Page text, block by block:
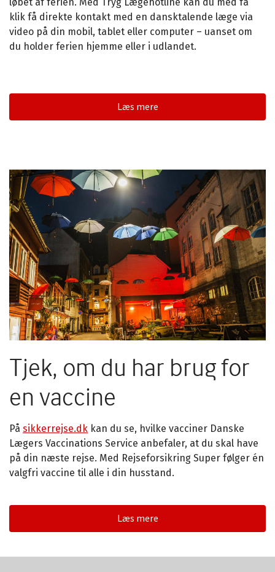
klik få direkte kontakt med en dansktalende læge via
video på din mobil, tablet eller computer – uanset om
du holder ferien hjemme eller i udlandet.
Læs mere
Tjek, om du har brug for
en vaccine
På sikkerrejse.dk kan du se, hvilke vacciner Danske
Lægers Vaccinations Service anbefaler, at du skal have
på din næste rejse. Med Rejseforsikring Super følger én
valgfri vaccine til alle i din husstand.
Læs mere